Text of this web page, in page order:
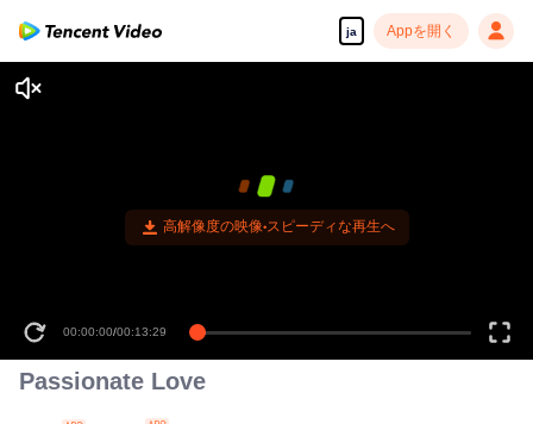
ja Appを開く
高解像度の映像•スピーディな再生へ
00:00:00/00:13:29
Passionate Love